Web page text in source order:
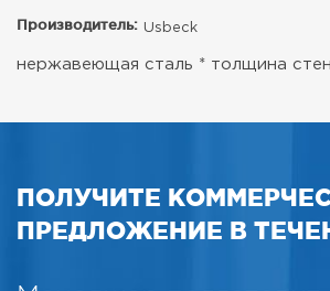
Производитель: Usbeck
нержавеющая сталь * толщина
ПОЛУЧИТЕ
ПРЕДЛОЖЕНИЕ В